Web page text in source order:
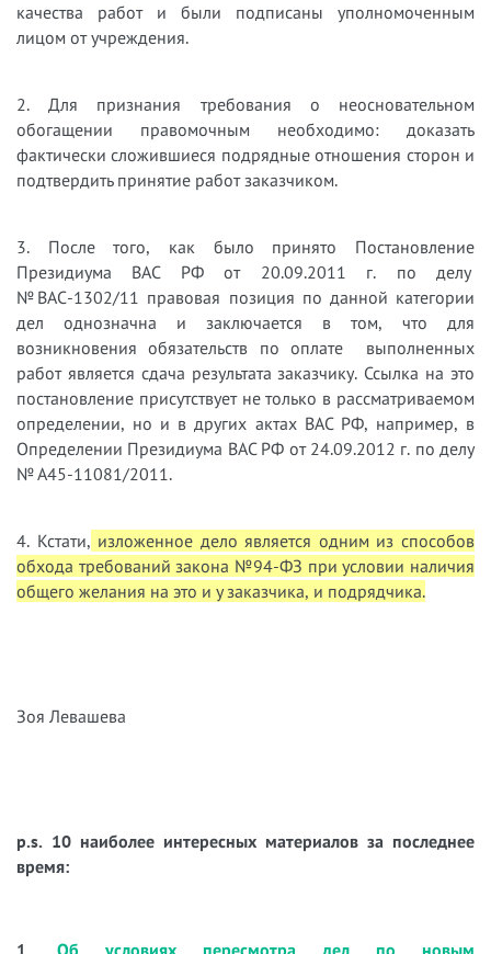
качества работ и были подписаны уполномоченным
лицом от учреждения.
2. Для признания требования о неосновательном
обогащении правомочным необходимо: доказать
фактически сложившиеся подрядные отношения сторон и
подтвердить принятие работ заказчиком.
3. После того, как было принято Постановление
Президиума ВАС РФ от 20.09.2011 г. по делу
№ВАС-1302/11 правовая позиция по данной категории
дел однозначна и заключается в том, что для
возникновения обязательств по оплате выполненных
работ является сдача результата заказчику. Ссылка на это
постановление присутствует не только в рассматриваемом
определении, но и в других актах ВАС РФ, например, в
Определении Президиума ВАС РФ от 24.09.2012 г. по делу
№ А45-11081/2011.
4. Кстати, изложенное дело является одним из способов
обхода требований закона №94-ФЗ при условии наличия
общего желания на это и у заказчика, и подрядчика.
Зоя Левашева
p.s. 10 наиболее интересных материалов за последнее
время: